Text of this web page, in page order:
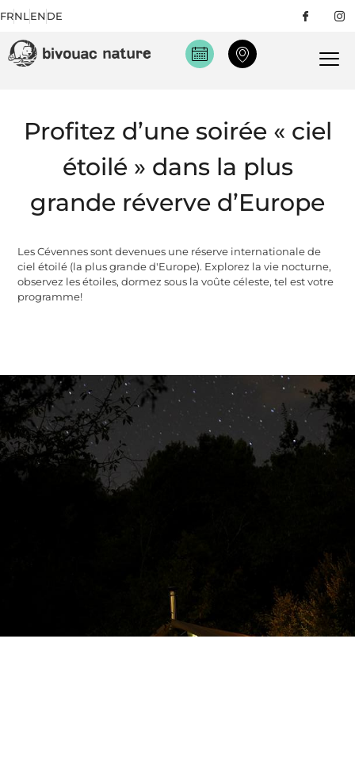
FRNLENDE
Profitez d’une soirée « ciel
étoilé » dans la plus
grande réverve d’Europe
Les Cévennes sont devenues une réserve internationale de
ciel étoilé (la plus grande d'Europe). Explorez la vie nocturne,
observez les étoiles, dormez sous la voûte céleste, tel est votre
programme!